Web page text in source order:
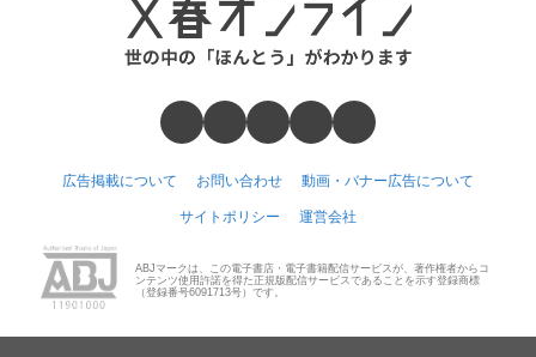
広告掲載について お問い合わせ 動画・バナー広告について
サイトポリシー 運営会社
ABJマークは、この電子書店・電子書籍配信サービスが、著作権者からコ
ンテンツ使用許諾を得た正規版配信サービスであることを示す登録商標
（登録番号6091713号）です。